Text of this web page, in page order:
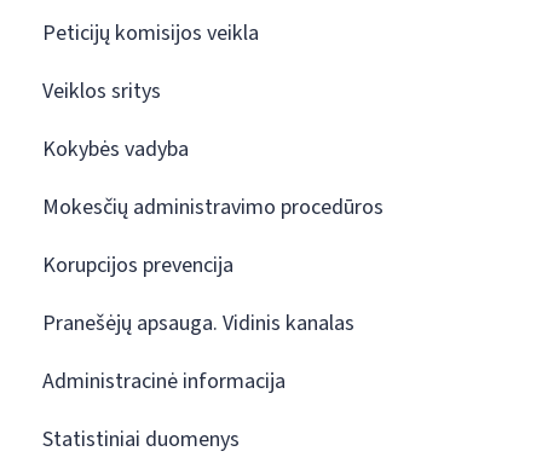
Peticijų komisijos veikla
Veiklos sritys
Kokybės vadyba
Mokesčių administravimo procedūros
Korupcijos prevencija
Pranešėjų apsauga. Vidinis kanalas
Administracinė informacija
Statistiniai duomenys